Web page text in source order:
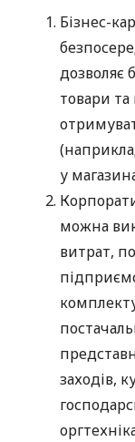
Бізнес-
дозволяє
товари та
у
можна
витрат,
заходів,